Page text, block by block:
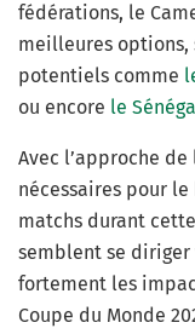
fédérations, le
meilleures options,
potentiels comme
ou encore le
Avec l’approche
nécessaires pour
matchs durant
semblent se
fortement les
Coupe du Monde